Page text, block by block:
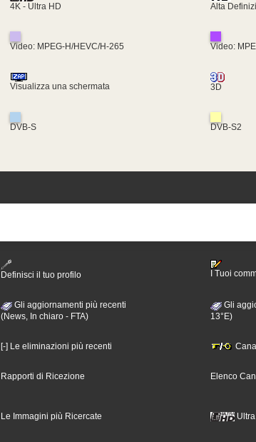
4K - Ultra HD Alta
Video: MPEG-H/HEVC/H-265 Video:
Visualizza una schermata 3D
DVB-S DVB-S2
Definisci il tuo profilo
I Tuoi
Gli aggiornamenti più recenti
(News, In chiaro - FTA)
Gli
13°E)
[-] Le eliminazioni più recenti
Rapporti di Ricezione Elenco
Le Immagini più Ricercate Ultra